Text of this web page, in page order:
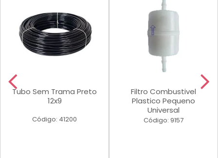
Tubo Sem Trama Preto
12x9
Código: 41200
Filtro Combustivel
Plastico Pequeno
Universal
Código: 9157